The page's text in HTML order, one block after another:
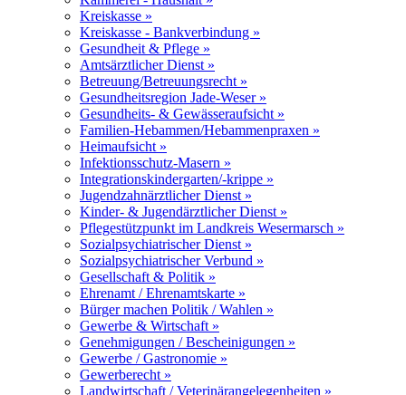
Kreiskasse »
Kreiskasse - Bankverbindung »
Gesundheit & Pflege »
Amtsärztlicher Dienst »
Betreuung/Betreuungsrecht »
Gesundheitsregion Jade-Weser »
Gesundheits- & Gewässeraufsicht »
Familien-Hebammen/Hebammenpraxen »
Heimaufsicht »
Infektionsschutz-Masern »
Integrationskindergarten/-krippe »
Jugendzahnärztlicher Dienst »
Kinder- & Jugendärztlicher Dienst »
Pflegestützpunkt im Landkreis Wesermarsch »
Sozialpsychiatrischer Dienst »
Sozialpsychiatrischer Verbund »
Gesellschaft & Politik »
Ehrenamt / Ehrenamtskarte »
Bürger machen Politik / Wahlen »
Gewerbe & Wirtschaft »
Genehmigungen / Bescheinigungen »
Gewerbe / Gastronomie »
Gewerberecht »
Landwirtschaft / Veterinärangelegenheiten »